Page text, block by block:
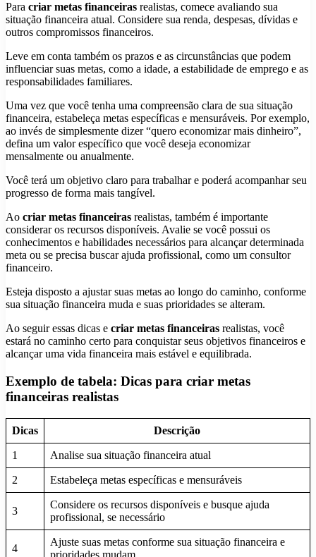
Para criar metas financeiras realistas, comece avaliando sua
situação financeira atual. Considere sua renda, despesas, dívidas e
outros compromissos financeiros.
Leve em conta também os prazos e as circunstâncias que podem
influenciar suas metas, como a idade, a estabilidade de emprego e as
responsabilidades familiares.
Uma vez que você tenha uma compreensão clara de sua situação
financeira, estabeleça metas específicas e mensuráveis. Por exemplo,
ao invés de simplesmente dizer “quero economizar mais dinheiro”,
defina um valor específico que você deseja economizar
mensalmente ou anualmente.
Você terá um objetivo claro para trabalhar e poderá acompanhar seu
progresso de forma mais tangível.
Ao criar metas financeiras realistas, também é importante
considerar os recursos disponíveis. Avalie se você possui os
conhecimentos e habilidades necessários para alcançar determinada
meta ou se precisa buscar ajuda profissional, como um consultor
financeiro.
Esteja disposto a ajustar suas metas ao longo do caminho, conforme
sua situação financeira muda e suas prioridades se alteram.
Ao seguir essas dicas e criar metas financeiras realistas, você
estará no caminho certo para conquistar seus objetivos financeiros e
alcançar uma vida financeira mais estável e equilibrada.
Exemplo de tabela: Dicas para criar metas
financeiras realistas
Dicas Descrição
1 Analise sua situação financeira atual
2 Estabeleça metas específicas e mensuráveis
3
Considere os recursos disponíveis e busque ajuda
profissional, se necessário
4
Ajuste suas metas conforme sua situação financeira e
prioridades mudam